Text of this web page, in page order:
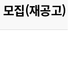
집(재공고)